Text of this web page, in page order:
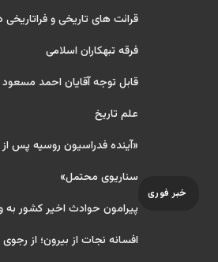
خبر فوری
قرائت های تاریخی و
فرقه تبهکاران اسلامی
قابل توجه آقایان احمد
علم تاریخ
«آینده فدراسیون روسیه پس
سناریوی محتمل»
پیرامون حوادث اخیر کشور به
افسانه نجات از بیرون؛ از